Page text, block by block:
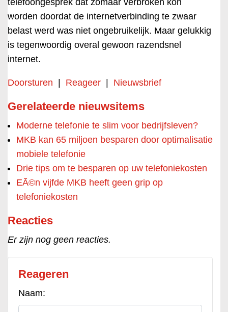
telefoongesprek dat zomaar verbroken kon
worden doordat de internetverbinding te zwaar
belast werd was niet ongebruikelijk. Maar gelukkig
is tegenwoordig overal gewoon razendsnel
internet.
Doorsturen Reageer Nieuwsbrief
Gerelateerde nieuwsitems
Moderne telefonie te slim voor bedrijfsleven?
MKB kan 65 miljoen besparen door optimalisatie
mobiele telefonie
Drie tips om te besparen op uw telefoniekosten
EÃ©n vijfde MKB heeft geen grip op
telefoniekosten
Reacties
Er zijn nog geen reacties.
Reageren
Naam: